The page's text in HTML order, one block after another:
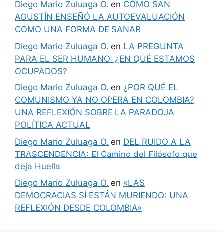
Diego Mario Zuluaga O. en CÓMO SAN
AGUSTÍN ENSEÑÓ LA AUTOEVALUACIÓN
COMO UNA FORMA DE SANAR
Diego Mario Zuluaga O. en LA PREGUNTA
PARA EL SER HUMANO: ¿EN QUÉ ESTAMOS
OCUPADOS?
Diego Mario Zuluaga O. en ¿POR QUÉ EL
COMUNISMO YA NO OPERA EN COLOMBIA?
UNA REFLEXIÓN SOBRE LA PARADOJA
POLÍTICA ACTUAL
Diego Mario Zuluaga O. en DEL RUIDO A LA
TRASCENDENCIA: El Camino del Filósofo que
deja Huella
Diego Mario Zuluaga O. en «LAS
DEMOCRACIAS SÍ ESTÁN MURIENDO: UNA
REFLEXIÓN DESDE COLOMBIA»